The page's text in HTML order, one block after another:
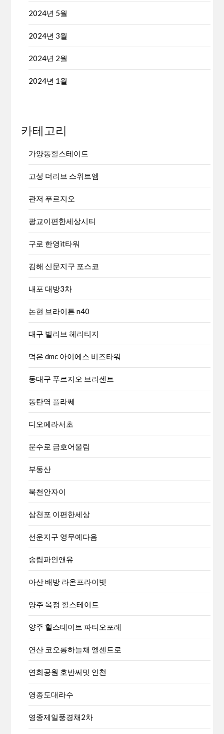
2024년 5월
2024년 3월
2024년 2월
2024년 1월
카테고리
가양동힐스테이트
고성 더리브 스위트엠
관저 푸르지오
광교이편한세상시티
구로 한영it타워
김해 신문지구 포스코
내포 대방3차
논현 브라이튼 n40
대구 빌리브 헤리티지
덕은 dmc 아이에스 비즈타워
동대구 푸르지오 브리센트
동탄역 플라쎄
디오페라서초
문수로 금호어울림
부동산
북천안자이
삼천포 이편한세상
선운지구 영무예다음
송림파인앤유
아산 배방 라온프라이빗
양주 옥정 힐스테이트
양주 힐스테이트 파티오포레
연산 코오롱하늘채 엘센트로
연희공원 호반써밋 인천
영종도대라수
영종제일풍경채2차